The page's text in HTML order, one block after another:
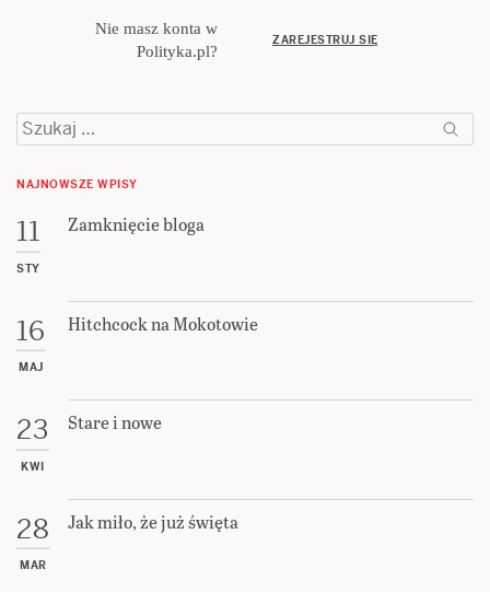
Nie masz konta w
Polityka.pl?
ZAREJESTRUJ SIĘ
Szukaj:
NAJNOWSZE WPISY
11
STY
Zamknięcie bloga
16
MAJ
Hitchcock na Mokotowie
23
KWI
Stare i nowe
28
MAR
Jak miło, że już święta